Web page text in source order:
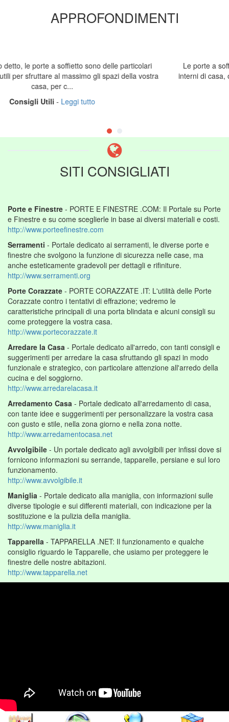
APPROFONDIMENTI
Le porte a soffietto rappresentano un'ottima soluzione per gli
interni di casa, offrono comodità e praticità e, allo stesso tempo,
Materiali
SITI CONSIGLIATI
Porte e Finestre - PORTE E FINESTRE .COM: Il Portale su Porte
e Finestre e su come sceglierle in base ai diversi materiali e costi.
http://www.porteefinestre.com
Serramenti - Portale dedicato ai serramenti, le diverse porte e
finestre che svolgono la funzione di sicurezza nelle case, ma
anche esteticamente gradevoli per dettagli e rifiniture.
http://www.serramenti.org
Porte Corazzate - PORTE CORAZZATE .IT: L'utilità delle Porte
Corazzate contro i tentativi di effrazione; vedremo le
caratteristiche principali di una porta blindata e alcuni consigli su
come proteggere la vostra casa.
http://www.portecorazzate.it
Arredare la Casa - Portale dedicato all'arredo, con tanti consigli e
suggerimenti per arredare la casa sfruttando gli spazi in modo
funzionale e strategico, con particolare attenzione all'arredo della
cucina e del soggiorno.
http://www.arredarelacasa.it
Arredamento Casa - Portale dedicato all'arredamento di casa,
con tante idee e suggerimenti per personalizzare la vostra casa
con gusto e stile, nella zona giorno e nella zona notte.
http://www.arredamentocasa.net
Avvolgibile - Un portale dedicato agli avvolgibili per infissi dove si
fornicono informazioni su serrande, tapparelle, persiane e sul loro
funzionamento.
http://www.avvolgibile.it
Maniglia - Portale dedicato alla maniglia, con informazioni sulle
diverse tipologie e sui differenti materiali, con indicazione per la
sostituzione e la pulizia della maniglia.
http://www.maniglia.it
Tapparella - TAPPARELLA .NET: Il funzionamento e qualche
consiglio riguardo le Tapparelle, che usiamo per proteggere le
finestre delle nostre abitazioni.
http://www.tapparella.net